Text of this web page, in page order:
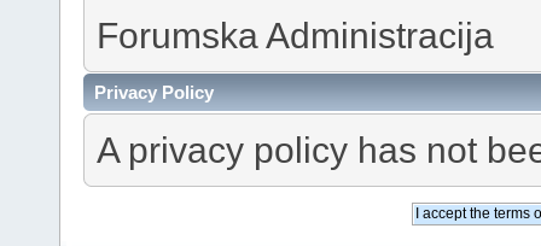
Forumska Administracija
Privacy Policy
A privacy policy has not